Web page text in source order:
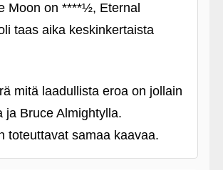
Moon on ****½, Eternal
taas aika keskinkertaista
mitä laadullista eroa on jollain
ja Bruce Almightylla.
toteuttavat samaa kaavaa.